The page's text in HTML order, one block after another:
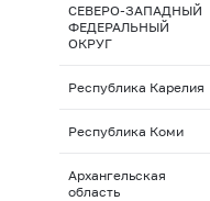
СЕВЕРО-ЗАПАДНЫЙ
ФЕДЕРАЛЬНЫЙ
ОКРУГ
Республика Карелия
Республика Коми
Архангельская
область